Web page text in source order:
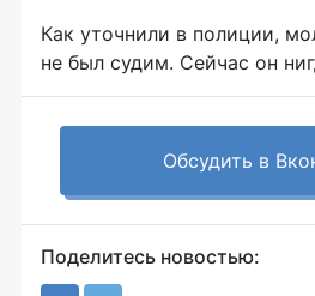
Как уточнили в полиции,
не был судим. Сейчас он
Обсудить в
Поделитесь новостью: